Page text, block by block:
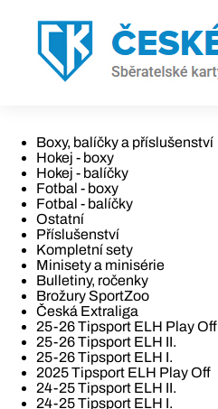
Boxy, balíčky a příslušenství
Hokej - boxy
Hokej - balíčky
Fotbal - boxy
Fotbal - balíčky
Ostatní
Příslušenství
Kompletní sety
Minisety a minisérie
Bulletiny, ročenky
Brožury SportZoo
Česká Extraliga
25-26 Tipsport ELH Play Off
25-26 Tipsport ELH II.
25-26 Tipsport ELH I.
2025 Tipsport ELH Play Off
24-25 Tipsport ELH II.
24-25 Tipsport ELH I.